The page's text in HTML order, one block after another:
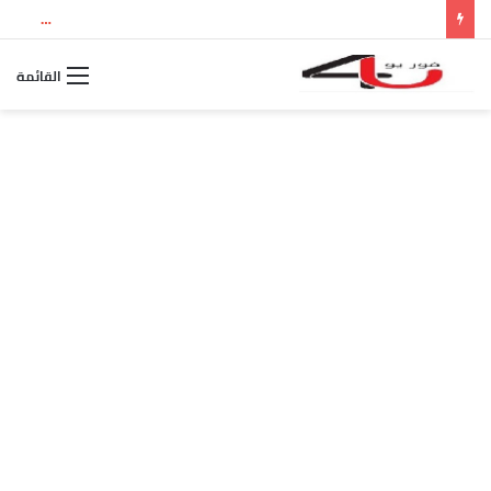
نتيجة الثانوية العامة 2026 بالاسم ورقم الجلوس.. استعلم الآن عن درجاتك والمجموع الكلي
القائمة